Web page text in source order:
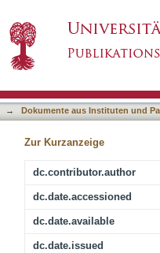
→ Dokumente aus Instituten und
Zur Kurzanzeige
dc.contributor.author
dc.date.accessioned
dc.date.available
dc.date.issued